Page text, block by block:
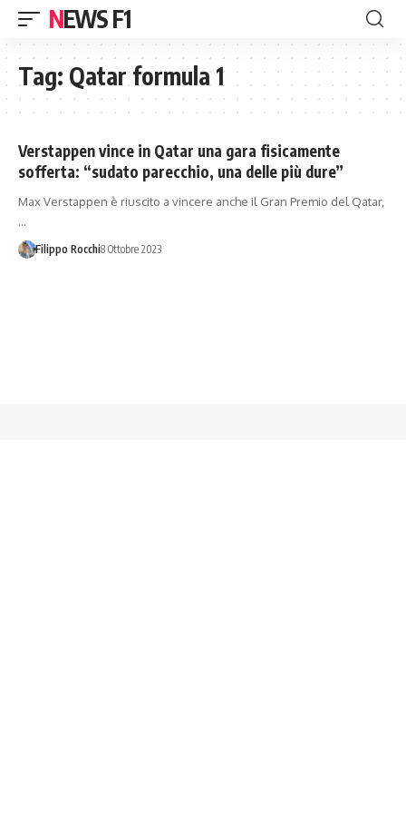
NEWS F1
Tag: Qatar formula 1
Verstappen vince in Qatar una gara fisicamente
sofferta: “sudato parecchio, una delle più dure”
Max Verstappen è riuscito a vincere anche il Gran Premio del Qatar,
…
Filippo Rocchi8 Ottobre 2023